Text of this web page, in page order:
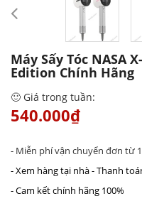
Máy Sấy Tóc NASA
Edition Chính Hãng
🙂 Giá trong tuần:
540.000₫
- Miễn phí vận chuyển đơn từ
- Xem hàng tại nhà - Thanh
- Cam kết chính hãng 100%